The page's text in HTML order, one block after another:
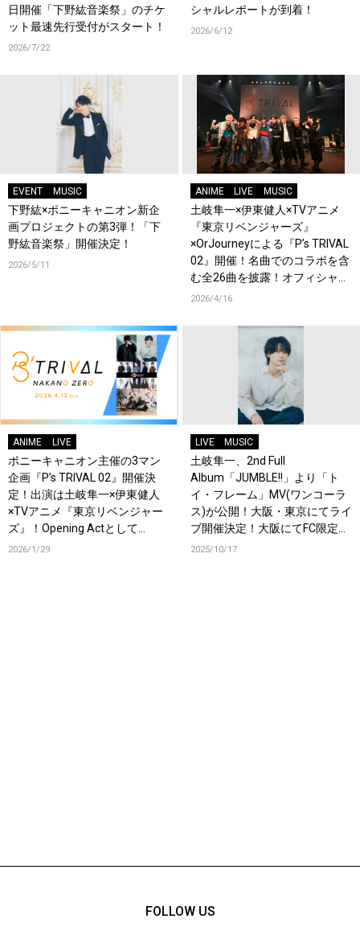
日開催「下野紘音楽祭」のチケ
ット最速先行受付がスタート！
2026/7/22
シャルレポートが到着！
2026/6/12
EVENT MUSIC
下野紘×ポニーキャニオン新企
画プロジェクトの第3弾！「下
野紘音楽祭」開催決定！
2026/5/11
ANIME LIVE MUSIC
土岐隼一×伊東健人×TVアニメ
『東京リベンジャーズ』
×OrJourneyによる『P’s TRIVAL
02』開催！名曲でのコラボを含
む全26曲を披露！オフィシャル
レポート到着！
2026/4/16
ANIME LIVE
ポニーキャニオン主催の3マン
企画『P’s TRIVAL 02』開催決
定！出演は土岐隼一×伊東健人
×TVアニメ『東京リベンジャー
ズ』！Opening Actとして
OrJourneyも登場！
2026/1/29
LIVE MUSIC
土岐隼一、2nd Full
Album「JUMBLE!!」より「ト
イ・フレーム」MV(ワンコーラ
ス)が公開！大阪・東京にてライ
ブ開催決定！大阪にてFC限定ツ
アー＆イベントの開催も決定！
2025/10/17
FOLLOW US